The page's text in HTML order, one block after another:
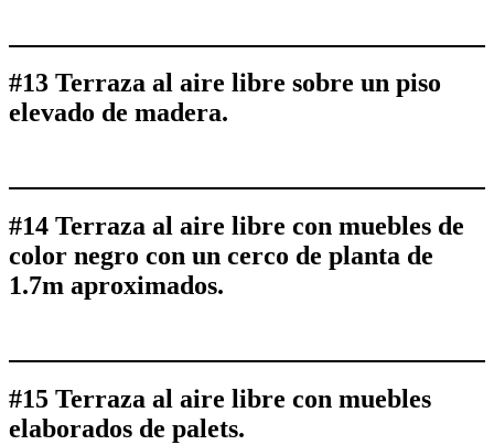
#13 Terraza al aire libre sobre un piso
elevado de madera.
#14 Terraza al aire libre con muebles de
color negro con un cerco de planta de
1.7m aproximados.
#15 Terraza al aire libre con muebles
elaborados de palets.